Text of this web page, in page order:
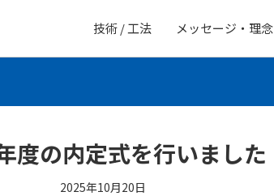
技術 / 工法 メッセージ・理念
度の内定式を行いました
2025年10月20日